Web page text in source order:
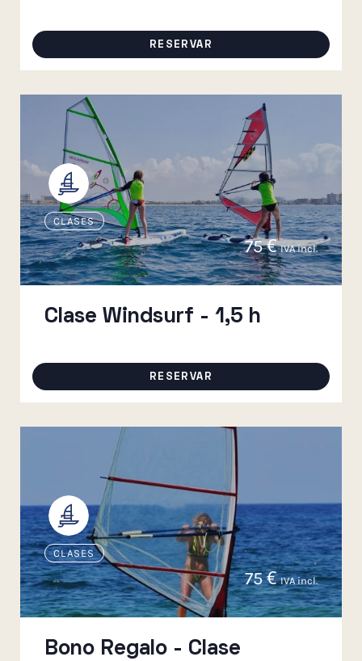
RESERVAR
CLASES
75€ IVA incl.
Clase Windsurf - 1,5 h
RESERVAR
CLASES
75€ IVA incl.
Bono Regalo - Clase